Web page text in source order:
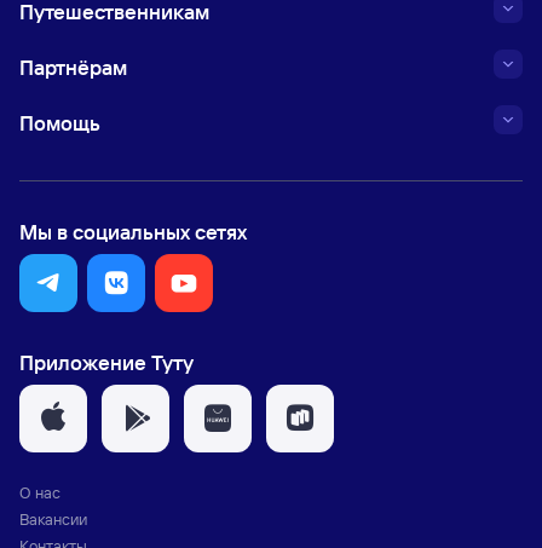
Путешественникам
Партнёрам
Помощь
Мы в социальных сетях
Приложение Туту
О нас
Вакансии